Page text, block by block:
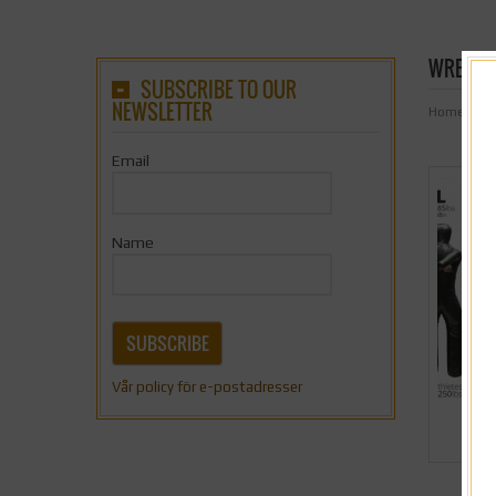
Home
SUBSCRIBE TO OUR
NEWSLETTER
Email
Name
SUBSCRIBE
Vår policy för e-postadresser